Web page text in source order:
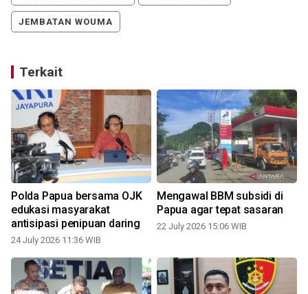
JEMBATAN WOUMA
Terkait
Polda Papua bersama OJK
edukasi masyarakat
antisipasi penipuan daring
24 July 2026 11:36 WIB
Mengawal BBM subsidi di
Papua agar tepat sasaran
22 July 2026 15:06 WIB